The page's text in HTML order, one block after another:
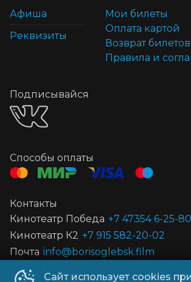
Сайт использует cookies при
Афиша
Реквизиты
Мои билеты
Оплата картой
Возврат билетов
Правила и
Подписывайся
Способы оплаты
Контакты
Кинотеатр Победа +7 47354 6-25-80
Кинотеатр К2 +7 915 582-20-02
Почта info@borisoglebsk.film